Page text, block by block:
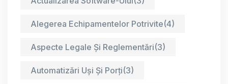
Alegerea Echipamentelor Potrivite(4)
Aspecte Legale Și Reglementări(3)
Automatizări Uși Și Porți(3)